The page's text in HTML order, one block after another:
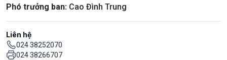
Phó trưởng ban: Cao Đình Trung
Liên hệ
024 38252070
024 38266707